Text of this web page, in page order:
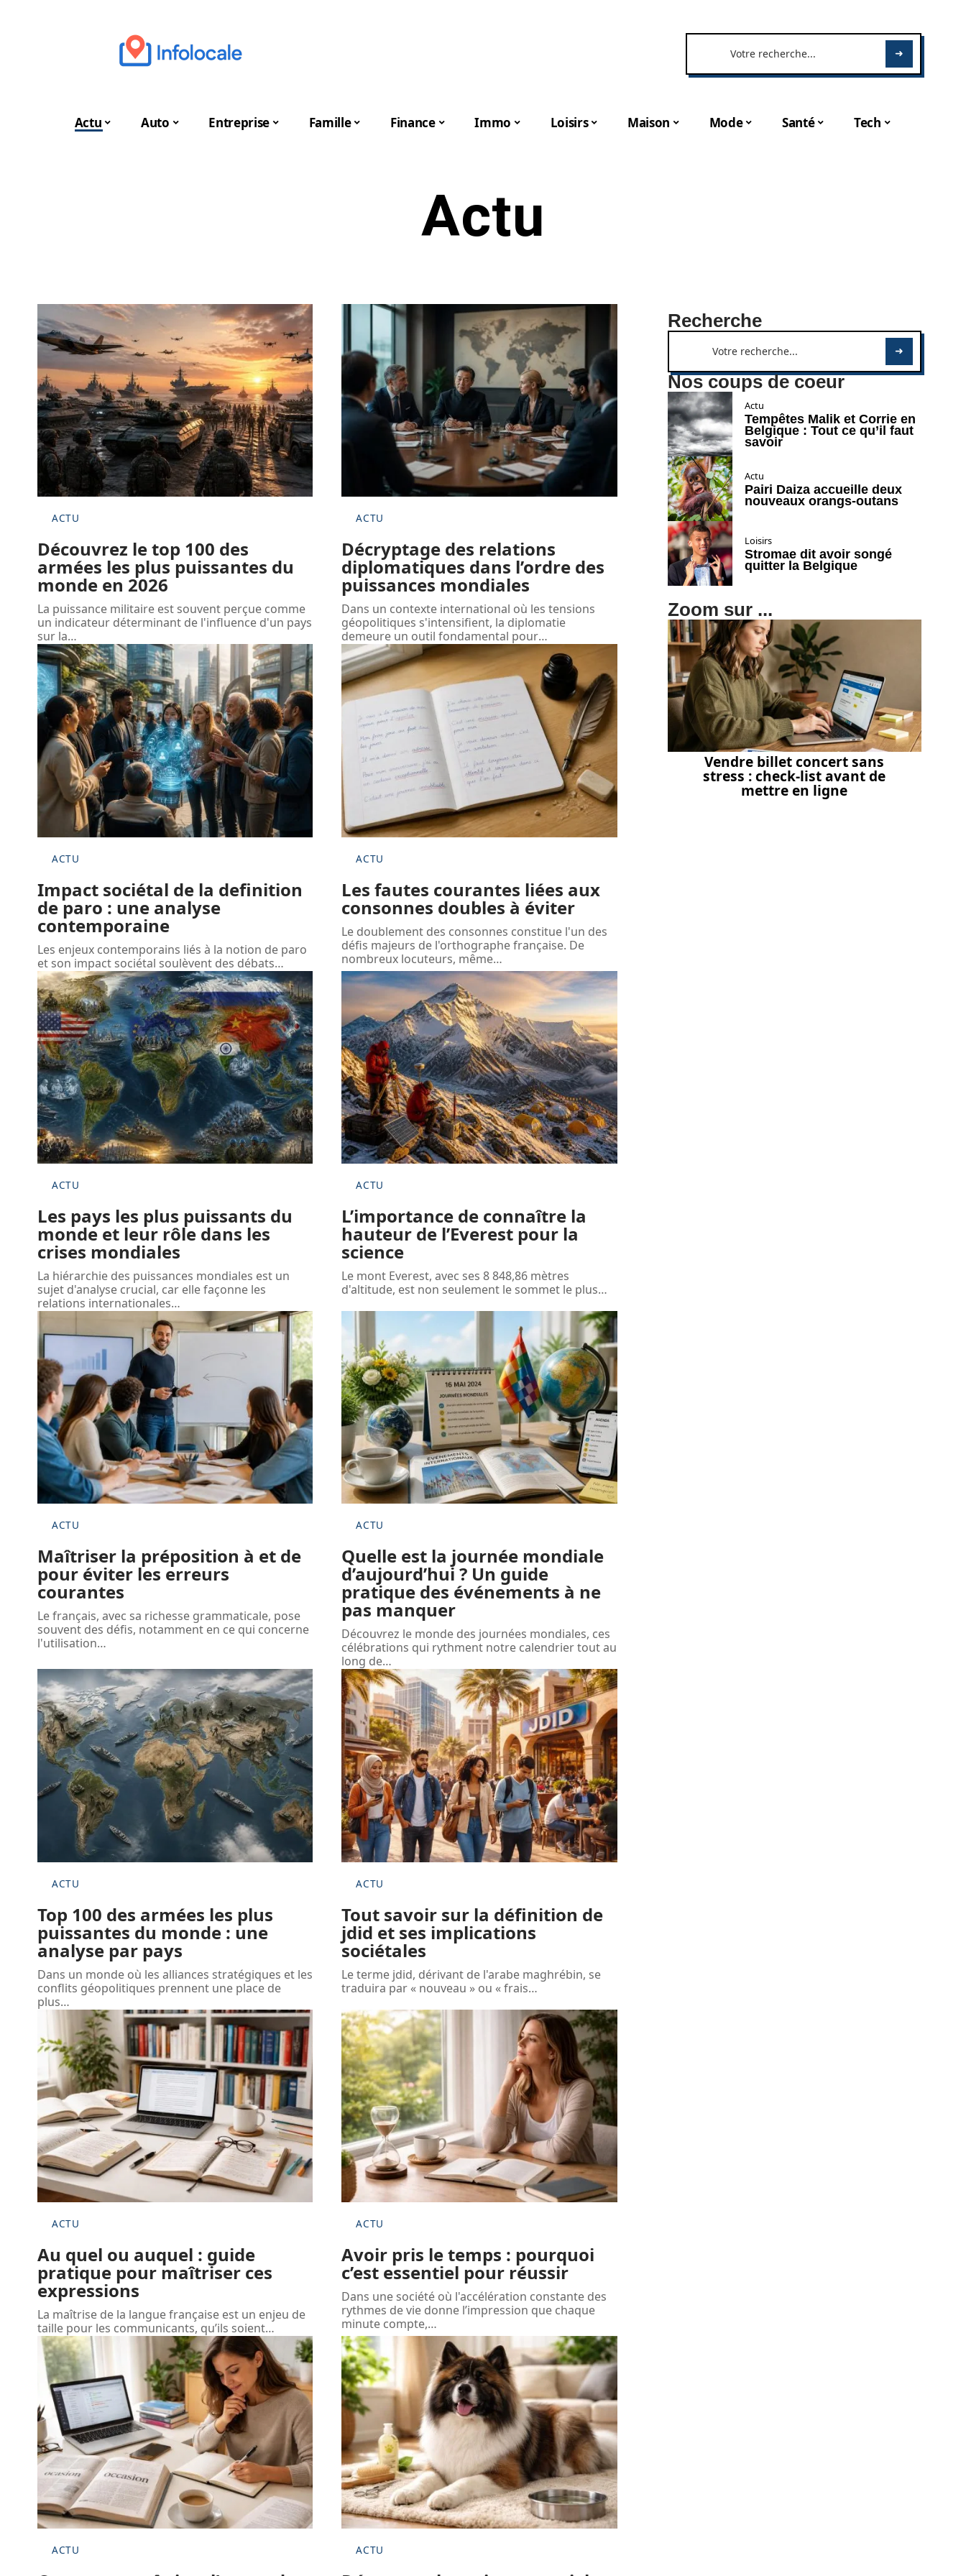
Actu Auto Entreprise Famille Finance Immo Loisirs Maison Mode Santé Tech
Actu
ACTU
Découvrez le top 100 des
armées les plus puissantes du
monde en 2026
La puissance militaire est souvent perçue comme
un indicateur déterminant de l'influence d'un pays
sur la…
ACTU
Décryptage des relations
diplomatiques dans l’ordre des
puissances mondiales
Dans un contexte international où les tensions
géopolitiques s'intensifient, la diplomatie
demeure un outil fondamental pour…
ACTU
Impact sociétal de la definition
de paro : une analyse
contemporaine
Les enjeux contemporains liés à la notion de paro
et son impact sociétal soulèvent des débats…
ACTU
Les fautes courantes liées aux
consonnes doubles à éviter
Le doublement des consonnes constitue l'un des
défis majeurs de l'orthographe française. De
nombreux locuteurs, même…
ACTU
Les pays les plus puissants du
monde et leur rôle dans les
crises mondiales
La hiérarchie des puissances mondiales est un
sujet d'analyse crucial, car elle façonne les
relations internationales…
ACTU
L’importance de connaître la
hauteur de l’Everest pour la
science
Le mont Everest, avec ses 8 848,86 mètres
d'altitude, est non seulement le sommet le plus…
ACTU
Maîtriser la préposition à et de
pour éviter les erreurs
courantes
Le français, avec sa richesse grammaticale, pose
souvent des défis, notamment en ce qui concerne
l'utilisation…
ACTU
Quelle est la journée mondiale
d’aujourd’hui ? Un guide
pratique des événements à ne
pas manquer
Découvrez le monde des journées mondiales, ces
célébrations qui rythment notre calendrier tout au
long de…
ACTU
Top 100 des armées les plus
puissantes du monde : une
analyse par pays
Dans un monde où les alliances stratégiques et les
conflits géopolitiques prennent une place de
plus…
ACTU
Tout savoir sur la définition de
jdid et ses implications
sociétales
Le terme jdid, dérivant de l'arabe maghrébin, se
traduira par « nouveau » ou « frais…
ACTU
Au quel ou auquel : guide
pratique pour maîtriser ces
expressions
La maîtrise de la langue française est un enjeu de
taille pour les communicants, qu’ils soient…
ACTU
Avoir pris le temps : pourquoi
c’est essentiel pour réussir
Dans une société où l'accélération constante des
rythmes de vie donne l’impression que chaque
minute compte,…
ACTU ACTU
Recherche
Nos coups de coeur
Actu
Tempêtes Malik et Corrie en
Belgique : Tout ce qu’il faut
savoir
Actu
Pairi Daiza accueille deux
nouveaux orangs-outans
Loisirs
Stromae dit avoir songé
quitter la Belgique
Zoom sur ...
Vendre billet concert sans
stress : check-list avant de
mettre en ligne